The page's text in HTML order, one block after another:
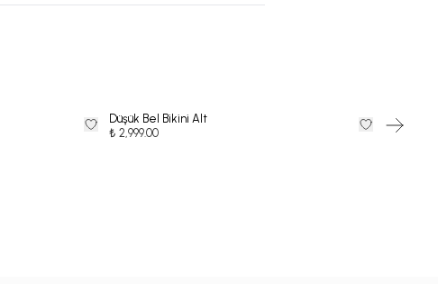
Düşük Bel Bikini Alt
₺ 2,999.00
Düşük
₺ 2,999.00